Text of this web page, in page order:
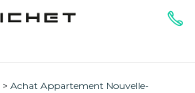
Achat Appartement Nouvelle-